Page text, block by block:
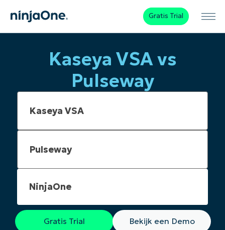
Gratis Trial
Kaseya VSA vs
Pulseway
NinjaOne
Gratis Trial Bekijk een Demo